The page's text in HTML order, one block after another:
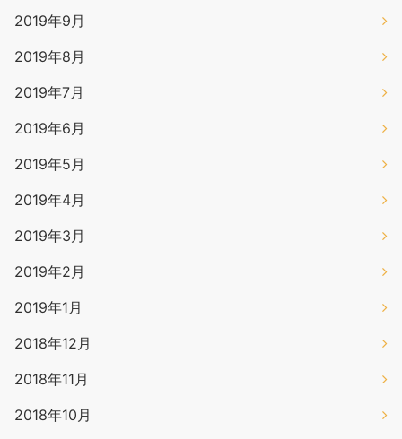
2019年9月
2019年8月
2019年7月
2019年6月
2019年5月
2019年4月
2019年3月
2019年2月
2019年1月
2018年12月
2018年11月
2018年10月